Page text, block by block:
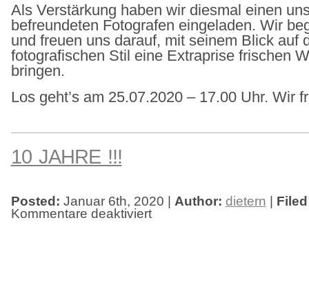
Als Verstärkung haben wir diesmal einen
befreundeten Fotografen eingeladen. Wir
und freuen uns darauf, mit seinem Blick auf
fotografischen Stil eine Extraprise frischen
bringen.
Los geht’s am 25.07.2020 – 17.00 Uhr. Wir
10 JAHRE !!!
Posted: Januar 6th, 2020 | Author: dietern
Kommentare deaktiviertfür
10